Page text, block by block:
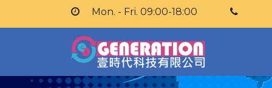
Mon. - Fri. 09:00-18:00